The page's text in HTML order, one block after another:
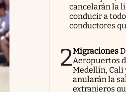
cancelarán la
conducir a
conductores
2Migraciones
Aeropuertos
Medellín,
anularán la
extranjeros